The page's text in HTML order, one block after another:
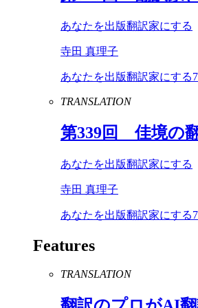
あなたを出版翻訳家にする
寺田 真理子
あなたを出版翻訳家にする
TRANSLATION
第339回 佳境の
あなたを出版翻訳家にする
寺田 真理子
あなたを出版翻訳家にする
Features
TRANSLATION